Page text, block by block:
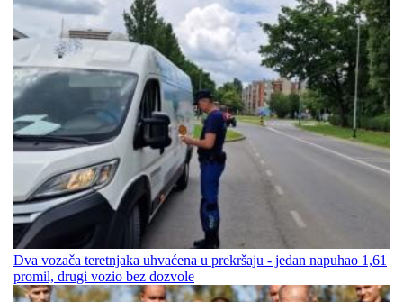
Dva vozača teretnjaka uhvaćena u prekršaju - jedan napuhao 1,61
promil, drugi vozio bez dozvole